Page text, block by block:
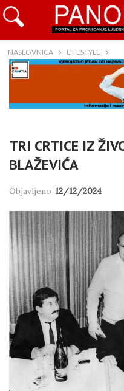
NASLOVNICA LIFESTYLE
TRI CRTICE IZ
BLAŽEVIĆA
Objavljeno 12/12/2024